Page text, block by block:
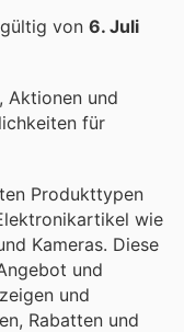
von 6. Juli
Aktionen und
für
Produkttypen
wie
Kameras. Diese
und
und
Rabatten und